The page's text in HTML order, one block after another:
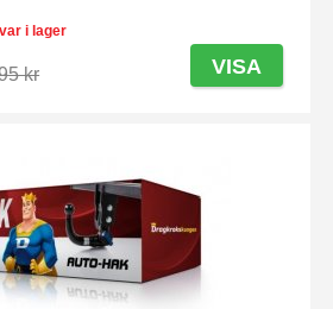
i lager
kr VISA